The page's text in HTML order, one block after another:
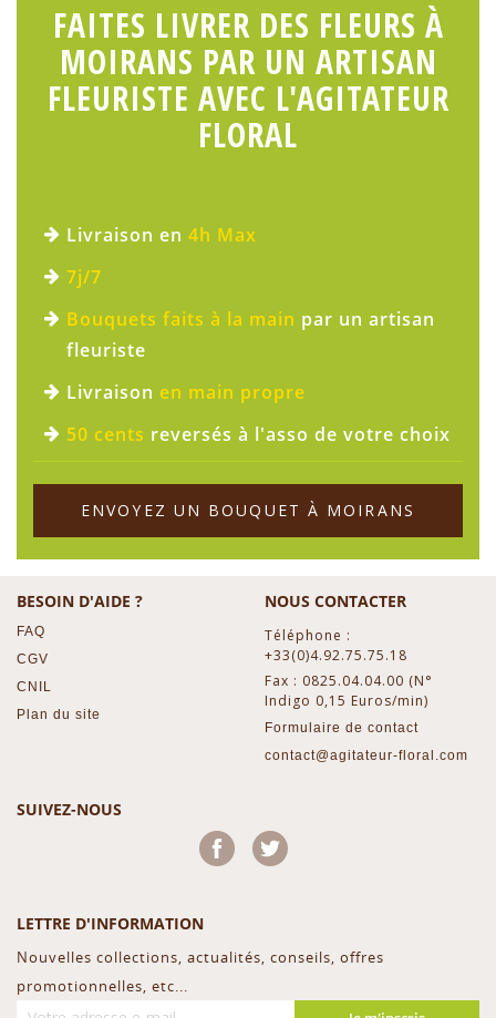
FAITES LIVRER DES FLEURS À
MOIRANS PAR UN ARTISAN
FLEURISTE AVEC L'AGITATEUR
FLORAL
Livraison en 4h Max
7j/7
Bouquets faits à la main par un artisan
fleuriste
Livraison en main propre
50 cents reversés à l'asso de votre choix
ENVOYEZ UN BOUQUET À MOIRANS
BESOIN D'AIDE ?
FAQ
CGV
CNIL
Plan du site
NOUS CONTACTER
Téléphone :
+33(0)4.92.75.75.18
Fax : 0825.04.04.00 (N°
Indigo 0,15 Euros/min)
Formulaire de contact
contact@agitateur-floral.com
SUIVEZ-NOUS
Facebook
LETTRE D'INFORMATION
Nouvelles collections, actualités, conseils, offres
promotionnelles, etc...